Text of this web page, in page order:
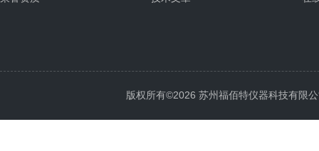
版权所有©2026 苏州福佰特仪器科技有限